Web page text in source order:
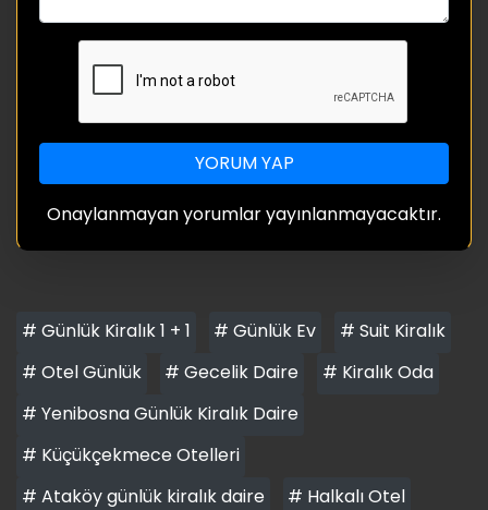
YORUM YAP
Onaylanmayan yorumlar yayınlanmayacaktır.
# Günlük Kiralık 1 + 1 # Günlük Ev
# Suit Kiralık
# Otel Günlük
# Gecelik Daire
# Kiralık Oda
# Yenibosna Günlük Kiralık Daire
# Küçükçekmece Otelleri
# Ataköy günlük kiralık daire
# Halkalı Otel